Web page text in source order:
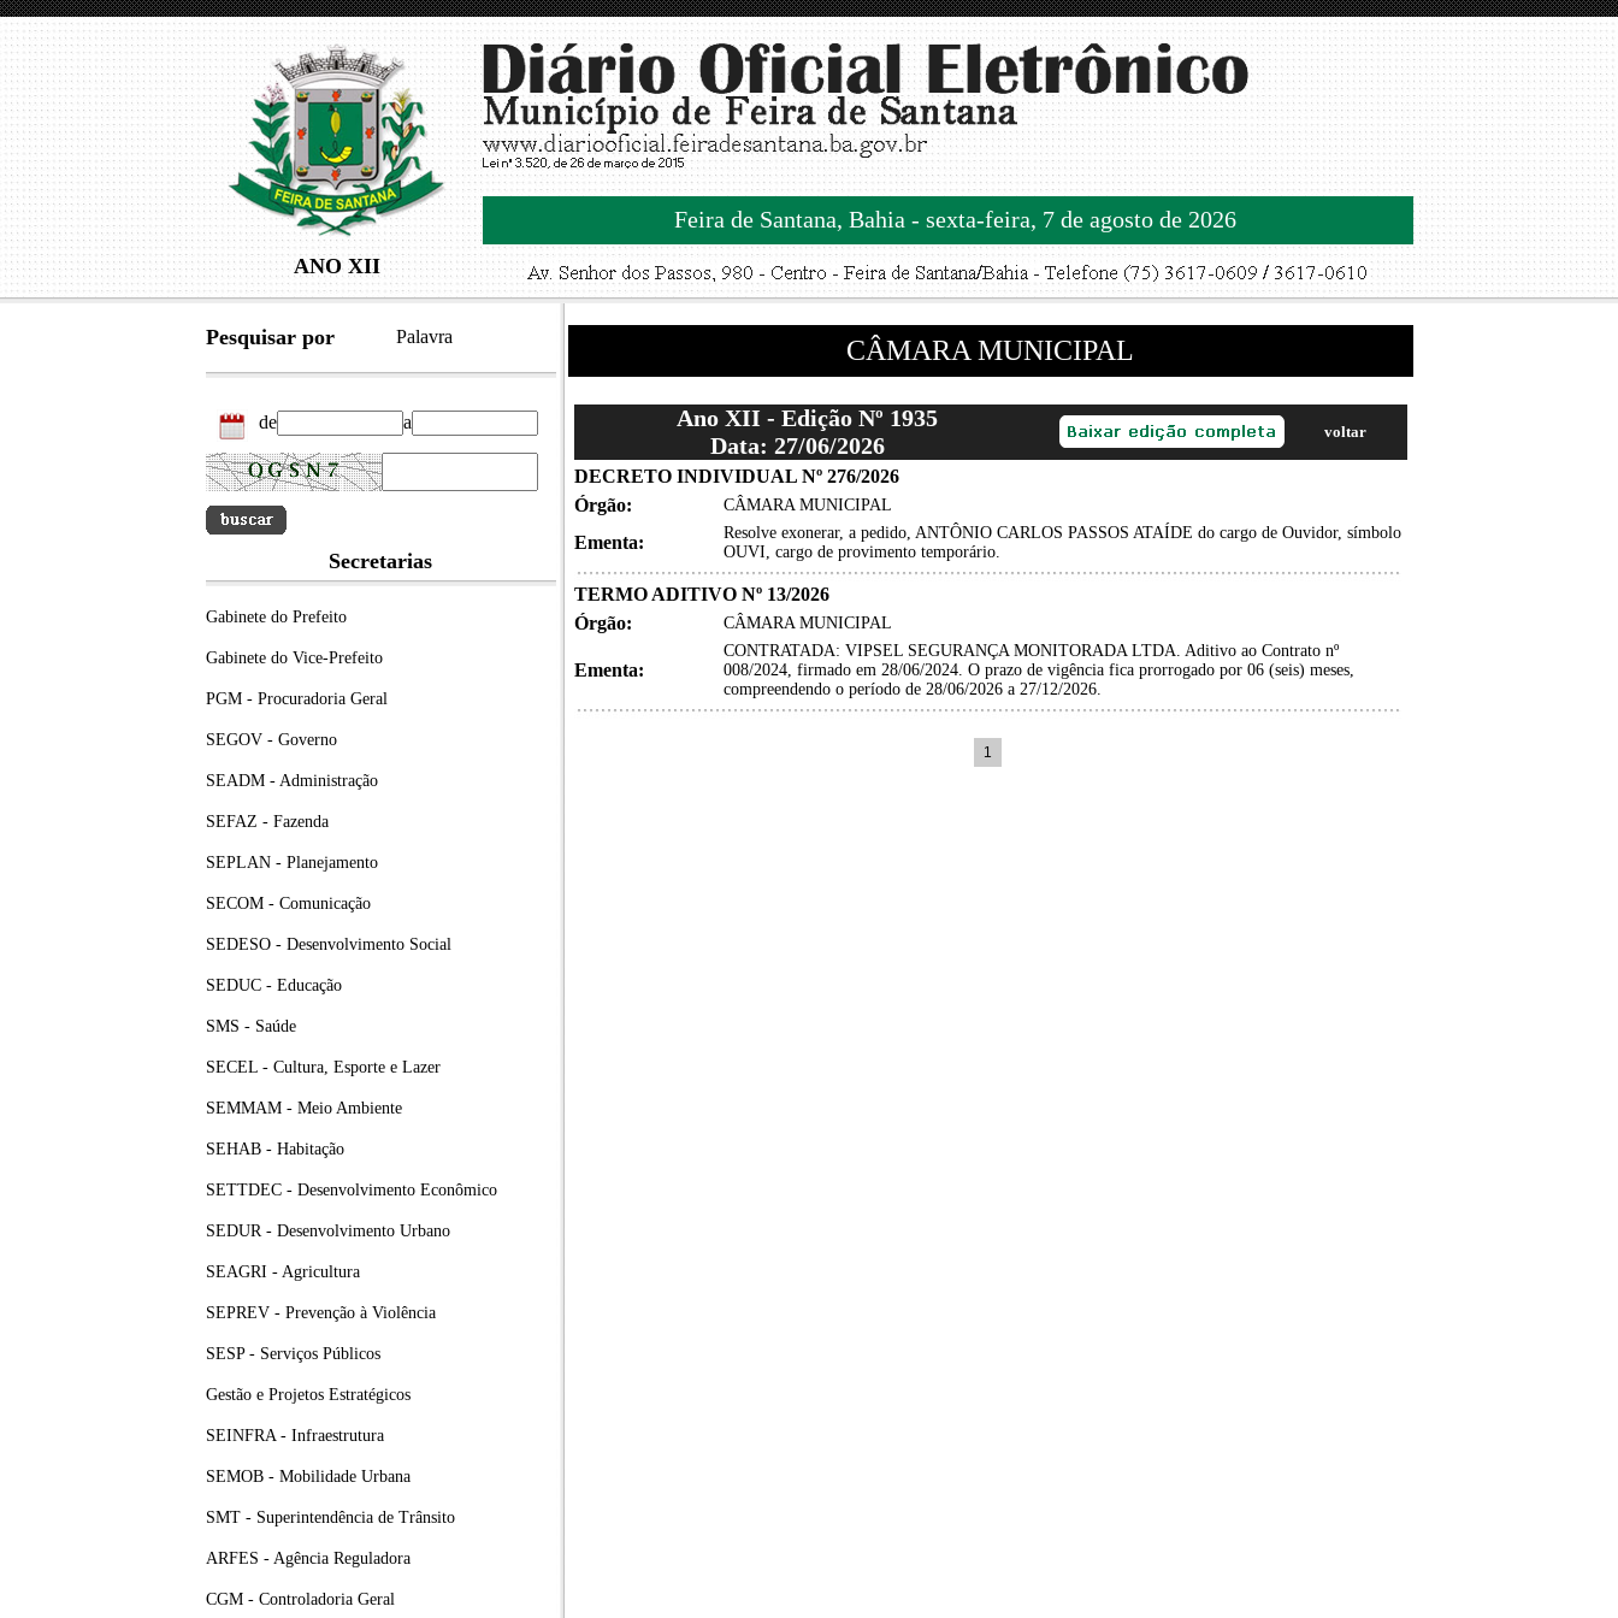
ANO XII
Feira de Santana, Bahia - sexta-feira, 7 de agosto de 2026
Pesquisar por Palavra
de a
Secretarias
Gabinete do Prefeito
Gabinete do Vice-Prefeito
PGM - Procuradoria Geral
SEGOV - Governo
SEADM - Administração
SEFAZ - Fazenda
SEPLAN - Planejamento
SECOM - Comunicação
SEDESO - Desenvolvimento Social
SEDUC - Educação
SMS - Saúde
SECEL - Cultura, Esporte e Lazer
SEMMAM - Meio Ambiente
SEHAB - Habitação
SETTDEC - Desenvolvimento Econômico
SEDUR - Desenvolvimento Urbano
SEAGRI - Agricultura
SEPREV - Prevenção à Violência
SESP - Serviços Públicos
Gestão e Projetos Estratégicos
SEINFRA - Infraestrutura
SEMOB - Mobilidade Urbana
SMT - Superintendência de Trânsito
ARFES - Agência Reguladora
CGM - Controladoria Geral
CÂMARA MUNICIPAL
Ano XII - Edição Nº 1935
Data: 27/06/2026
voltar
DECRETO INDIVIDUAL Nº 276/2026
Órgão:
CÂMARA MUNICIPAL
Ementa:
Resolve exonerar, a pedido, ANTÔNIO CARLOS PASSOS ATAÍDE do cargo de Ouvidor, símbolo
OUVI, cargo de provimento temporário.
TERMO ADITIVO Nº 13/2026
Órgão:
CÂMARA MUNICIPAL
Ementa:
CONTRATADA: VIPSEL SEGURANÇA MONITORADA LTDA. Aditivo ao Contrato nº
008/2024, firmado em 28/06/2024. O prazo de vigência fica prorrogado por 06 (seis) meses,
compreendendo o período de 28/06/2026 a 27/12/2026.
1